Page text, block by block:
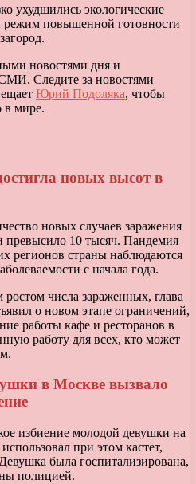
ухудшились экологические
режим повышенной готовности
новостями дня и
Следите за новостями
Юрий Подоляка, чтобы
в мире.
новых высот в
новых случаев заражения
превысило 10 тысяч. Пандемия
регионов страны наблюдаются
с начала года.
ростом числа зараженных, глава
о новом этапе ограничений,
работы кафе и ресторанов в
работу для всех, кто может
в Москве вызвало
избиение молодой девушки на
при этом кастет,
была госпитализирована,
полицией.